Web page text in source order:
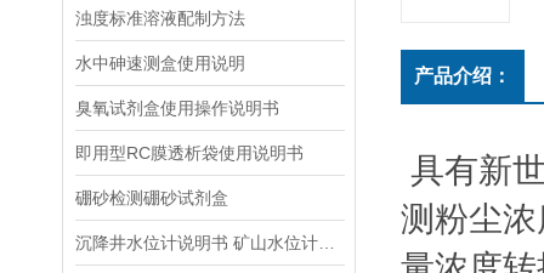
浊度标准溶液配制方法
水中砷速测盒使用说明
臭氧试剂盒使用操作说明书
即用型RC膜透析袋使用说明书
硼砂检测硼砂试剂盒
产品介绍：
具有新
测粉尘